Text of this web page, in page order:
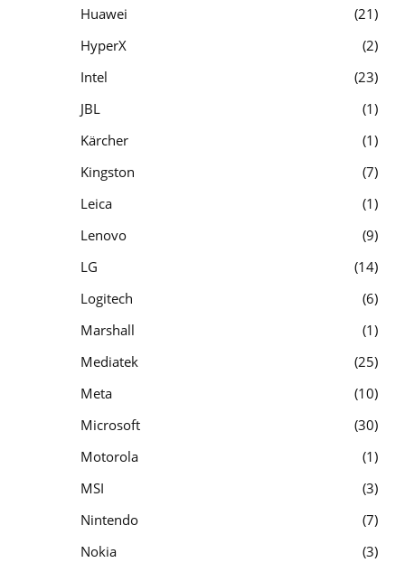
Huawei
21
HyperX
2
Intel
23
JBL
1
Kärcher
1
Kingston
7
Leica
1
Lenovo
9
LG
14
Logitech
6
Marshall
1
Mediatek
25
Meta
10
Microsoft
30
Motorola
1
MSI
3
Nintendo
7
Nokia
3